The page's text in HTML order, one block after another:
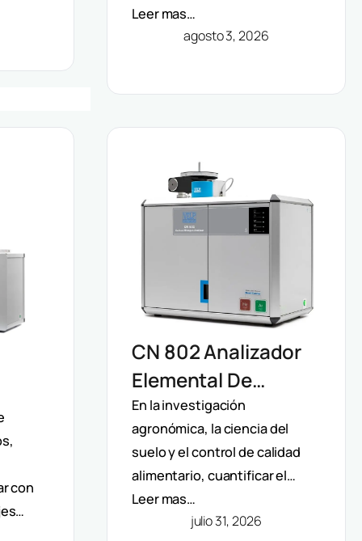
Leer mas…
agosto 3, 2026
con
CN 802 Analizador
Elemental De
Carbono Y
Nitrógeno Velp:
Determinación
Rápida Por Método
Dumas (TC, TOC,
En la investigación
agronómica, la ciencia del
suelo y el control de calidad
alimentario, cuantificar el…
Leer mas…
julio 31, 2026